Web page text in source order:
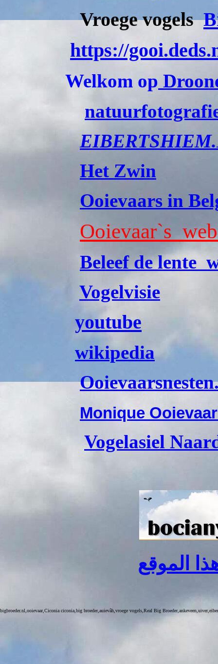
Vroege vogels
https://
Welkom op
Het Zwin
Ooievaars in
Ooievaar`s
Beleef de lente
Vogelvisie
youtube
wikipedia
O
Monique
Vogelasiel
الموقع
bigbroeder.nl,ooievaar,Ciconia ciconia,big broeder,auievâh,vroege vogels,Real Big